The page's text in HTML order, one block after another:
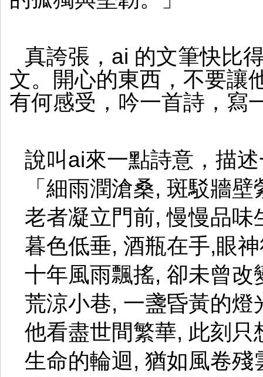
真誇張，ai 的文筆快比
文。開心的東西，不要讓
有何感受，吟一首詩，寫
說叫ai來一點詩意，描
「細雨潤滄桑, 斑駁牆
老者凝立門前, 慢慢品味
暮色低垂, 酒瓶在手,眼
十年風雨飄搖, 卻未曾改
荒涼小巷, 一盞昏黃的燈
他看盡世間繁華, 此刻
生命的輪迴, 猶如風卷殘